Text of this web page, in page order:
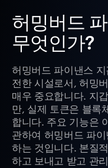
허밍버드
무엇인가?
허밍버드 파이낸스
전한 시설로서, 허밍
매우 중요합니다. 지
만, 실제 토큰은 블록
합니다. 주요 기능은
관하여 허밍버드 파
하는 것입니다. 본질
하고 보내고 받고 관